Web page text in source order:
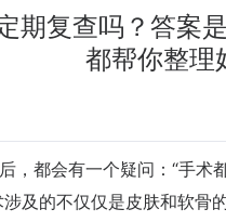
期复查吗？答案
都帮你整理
都会有一个疑问：“手术
及的不仅仅是皮肤和软骨